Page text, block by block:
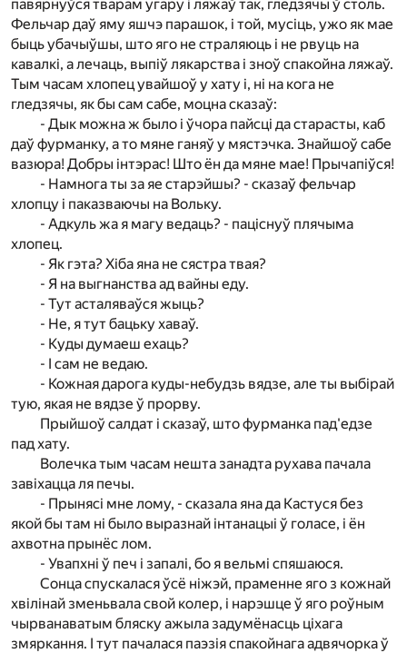
павярнуўся тварам угару і ляжаў так, гледзячы ў столь.
Фельчар даў яму яшчэ парашок, і той, мусіць, ужо як мае
быць убачыўшы, што яго не страляюць і не рвуць на
кавалкі, а лечаць, выпіў лякарства і зноў спакойна ляжаў.
Тым часам хлопец увайшоў у хату і, ні на кога не
гледзячы, як бы сам сабе, моцна сказаў:
- Дык можна ж было і ўчора пайсці да старасты, каб
даў фурманку, а то мяне ганяў у мястэчка. Знайшоў сабе
вазюра! Добры інтэрас! Што ён да мяне мае! Прычапіўся!
- Намнога ты за яе старэйшы? - сказаў фельчар
хлопцу і паказваючы на Вольку.
- Адкуль жа я магу ведаць? - паціснуў плячыма
хлопец.
- Як гэта? Хіба яна не сястра твая?
- Я на выгнанства ад вайны еду.
- Тут асталяваўся жыць?
- Не, я тут бацьку хаваў.
- Куды думаеш ехаць?
- І сам не ведаю.
- Кожная дарога куды-небудзь вядзе, але ты выбірай
тую, якая не вядзе ў прорву.
Прыйшоў салдат і сказаў, што фурманка пад'едзе
пад хату.
Волечка тым часам нешта занадта рухава пачала
завіхацца ля печы.
- Прынясі мне лому, - сказала яна да Кастуся без
якой бы там ні было выразнай інтанацыі ў голасе, і ён
ахвотна прынёс лом.
- Увапхні ў печ і запалі, бо я вельмі спяшаюся.
Сонца спускалася ўсё ніжэй, праменне яго з кожнай
хвілінай зменьвала свой колер, і нарэшце ў яго роўным
чырванаватым бляску ажыла задумёнасць ціхага
змяркання. І тут пачалася паэзія спакойнага адвячорка ў